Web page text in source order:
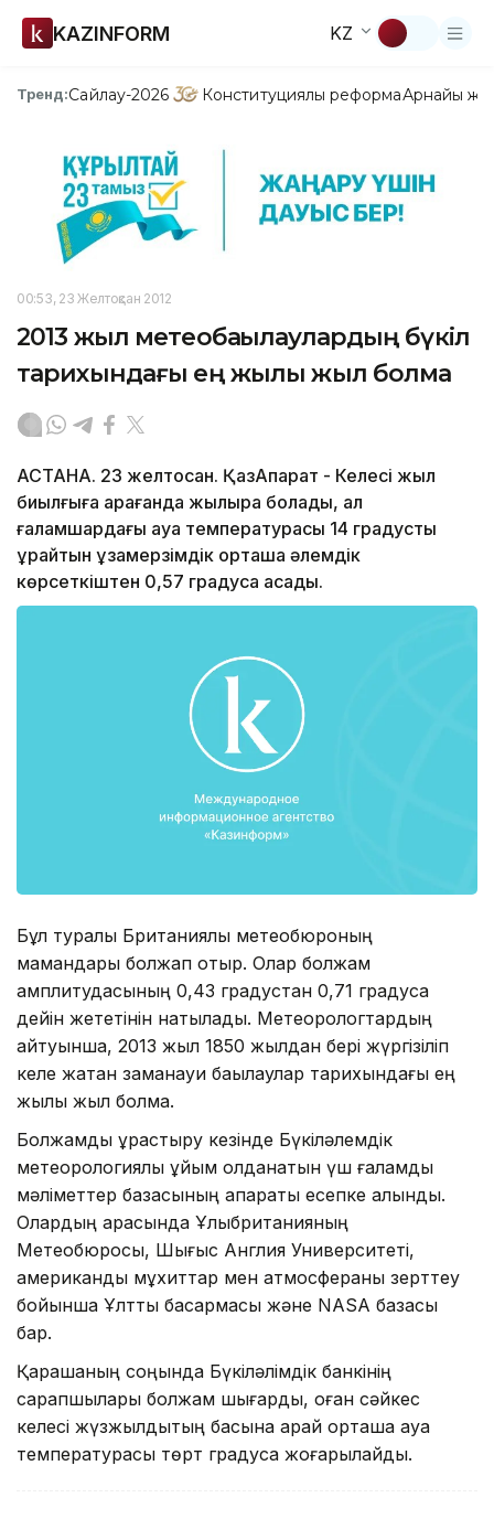
KAZINFORM KZ
Тренд:Сайлау-2026 Конституциялық реформаАрнайы
00:53, 23 Желтоқсан 2012
2013 жыл метеобақылаулардың бүкіл
тарихындағы ең жылы жыл болмақ
АСТАНА. 23 желтоқсан. ҚазАқпарат - Келесі жыл
биылғыға қарағанда жылырақ болады, ал
ғаламшардағы ауа температурасы 14 градусты
құрайтын ұзақмерзімдік орташа әлемдік
көрсеткіштен 0,57 градусқа асады.
Бұл туралы Британиялық метеобюроның
мамандары болжап отыр. Олар болжам
амплитудасының 0,43 градустан 0,71 градусқа
дейін жететінін нақтылады. Метеорологтардың
айтуынша, 2013 жыл 1850 жылдан бері жүргізіліп
келе жатқан заманауи бақылаулар тарихындағы ең
жылы жыл болмақ.
Болжамды құрастыру кезінде Бүкіләлемдік
метеорологиялық ұйым қолданатын үш ғаламдық
мәліметтер базасының ақпараты есепке алынды.
Олардың арасында Ұлыбританияның
Метеобюросы, Шығыс Англия Университеті,
американдық мұхиттар мен атмосфераны зерттеу
бойынша Ұлттық басқармасы және NASA базасы
бар.
Қарашаның соңында Бүкіләлімдік банкінің
сарапшылары болжам шығарды, оған сәйкес
келесі жүзжылдықтың басына қарай орташа ауа
температурасы төрт градусқа жоғарылайды.